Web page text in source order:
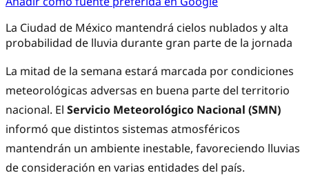
La Ciudad de México mantendrá cielos nublados y alta
probabilidad de lluvia durante gran parte de la jornada
La mitad de la semana estará marcada por condiciones
meteorológicas adversas en buena parte del territorio
nacional. El Servicio Meteorológico Nacional (SMN)
informó que distintos sistemas atmosféricos
mantendrán un ambiente inestable, favoreciendo lluvias
de consideración en varias entidades del país.